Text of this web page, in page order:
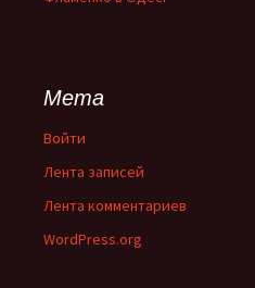
Мета
Войти
Лента записей
Лента комментариев
WordPress.org